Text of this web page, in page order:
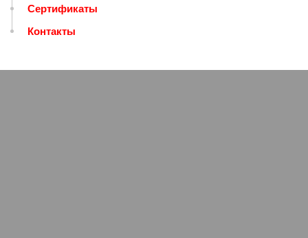
Сертификаты
Контакты